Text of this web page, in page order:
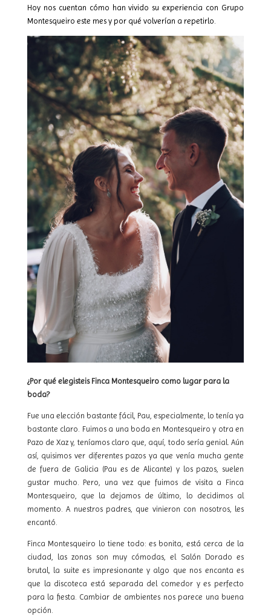
Hoy nos cuentan cómo han vivido su experiencia con Grupo
Montesqueiro este mes y por qué volverían a repetirlo.
¿Por qué elegisteis Finca Montesqueiro como lugar para la
boda?
Fue una elección bastante fácil, Pau, especialmente, lo tenía ya
bastante claro. Fuimos a una boda en Montesqueiro y otra en
Pazo de Xaz y, teníamos claro que, aquí, todo sería genial. Aún
así, quisimos ver diferentes pazos ya que venía mucha gente
de fuera de Galicia (Pau es de Alicante) y los pazos, suelen
gustar mucho. Pero, una vez que fuimos de visita a Finca
Montesqueiro, que la dejamos de último, lo decidimos al
momento. A nuestros padres, que vinieron con nosotros, les
encantó.
Finca Montesqueiro lo tiene todo: es bonita, está cerca de la
ciudad, las zonas son muy cómodas, el Salón Dorado es
brutal, la suite es impresionante y algo que nos encanta es
que la discoteca está separada del comedor y es perfecto
para la fiesta. Cambiar de ambientes nos parece una buena
opción.